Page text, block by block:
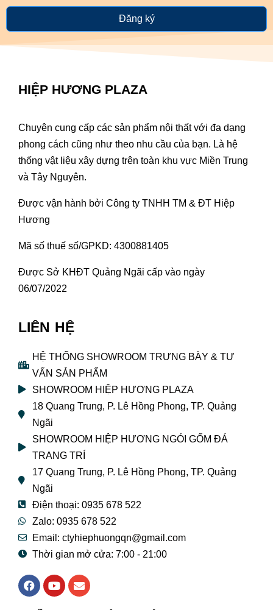
Đăng ký
HIỆP HƯƠNG PLAZA
Chuyên cung cấp các sản phẩm nội thất với đa dạng
phong cách cũng như theo nhu cầu của bạn. Là hệ
thống vật liệu xây dựng trên toàn khu vực Miền Trung
và Tây Nguyên.
Được vận hành bởi Công ty TNHH TM & ĐT Hiệp
Hương
Mã số thuế số/GPKD: 4300881405
Được Sở KHĐT Quảng Ngãi cấp vào ngày
06/07/2022
LIÊN HỆ
HỆ THỐNG SHOWROOM TRƯNG BÀY & TƯ
VẤN SẢN PHẨM
SHOWROOM HIỆP HƯƠNG PLAZA
18 Quang Trung, P. Lê Hồng Phong, TP. Quảng
Ngãi
SHOWROOM HIỆP HƯƠNG NGÓI GỐM ĐÁ
TRANG TRÍ
17 Quang Trung, P. Lê Hồng Phong, TP. Quảng
Ngãi
Điện thoại: 0935 678 522
Zalo: 0935 678 522
Email: ctyhiephuongqn@gmail.com
Thời gian mở cửa: 7:00 - 21:00
F
a
Y
o
E
n